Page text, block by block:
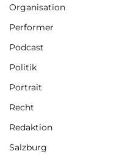
Organisation
Performer
Podcast
Politik
Portrait
Recht
Redaktion
Salzburg